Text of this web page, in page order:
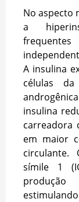
No aspecto
a
A insulina
células
insulina
carreadora
em maior
circulante.
símile 1